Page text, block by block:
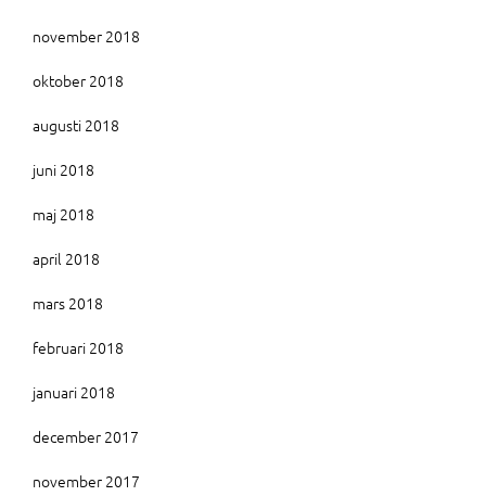
november 2018
oktober 2018
augusti 2018
juni 2018
maj 2018
april 2018
mars 2018
februari 2018
januari 2018
december 2017
november 2017